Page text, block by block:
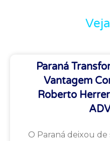
Paraná
Vantagem
Roberto
O Paraná deixou